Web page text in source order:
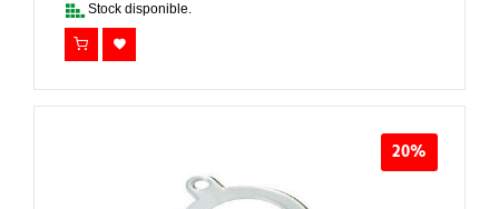
0,81€.0,65€.
Stock disponible.
20%